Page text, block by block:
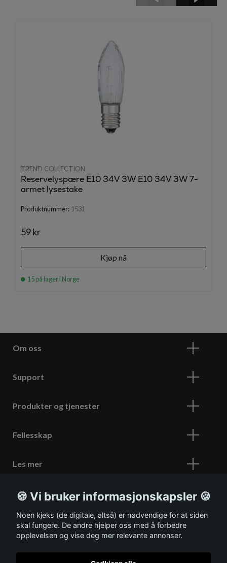
TREND COLLECTION
Reservelyspære E10 34V 3W E10 34V 3W 7-
armet lysestake
Produktnummer: 1531
59 kr
Kjøp nå
15 på lager i Norge
Om oss
Support
Produkter og tjenester
Fellesskap
Les mer
Meld deg på vårt nyhetsbrev
🍪 Vi bruker informasjonskapsler 🍪
Noen kjeks (de digitale, altså) er nødvendige for at siden
skal fungere. De andre hjelper oss med å forbedre
opplevelsen og vise deg mer relevante annonser.